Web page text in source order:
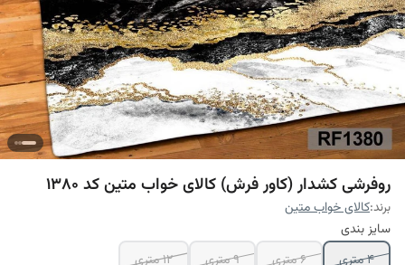
روفرشی کشدار (کاور فرش) کالای خواب متین کد 1380
برند:کالای خواب متین
سایز بندی
4 متری
6 متری 9 متری 12 متری